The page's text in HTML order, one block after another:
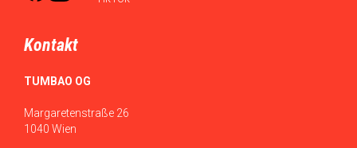
Kontakt
TUMBAO OG
Margaretenstraße 26
1040 Wien